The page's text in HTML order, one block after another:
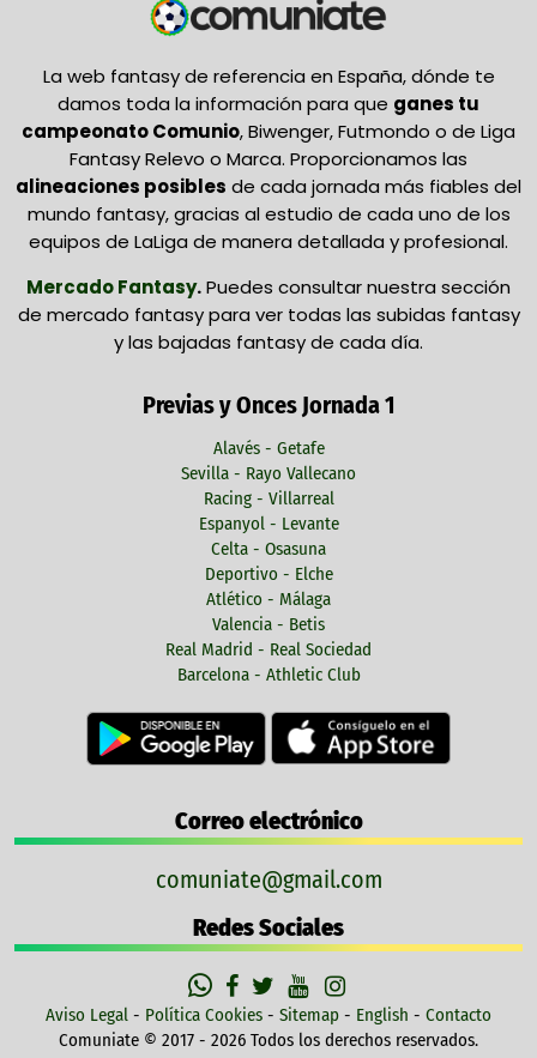
La web fantasy de referencia en España, dónde te
damos toda la información para que ganes tu
campeonato Comunio, Biwenger, Futmondo o de Liga
Fantasy Relevo o Marca. Proporcionamos las
alineaciones posibles de cada jornada más fiables del
mundo fantasy, gracias al estudio de cada uno de los
equipos de LaLiga de manera detallada y profesional.
Mercado Fantasy.Puedes consultar nuestra sección
de mercado fantasy para ver todas las subidas fantasy
y las bajadas fantasy de cada día.
Previas y Onces Jornada 1
Alavés - Getafe
Sevilla - Rayo Vallecano
Racing - Villarreal
Espanyol - Levante
Celta - Osasuna
Deportivo - Elche
Atlético - Málaga
Valencia - Betis
Real Madrid - Real Sociedad
Barcelona - Athletic Club
Correo electrónico
comuniate@gmail.com
Redes Sociales
Aviso Legal - Política Cookies - Sitemap - English - Contacto
Comuniate © 2017 - 2026 Todos los derechos reservados.